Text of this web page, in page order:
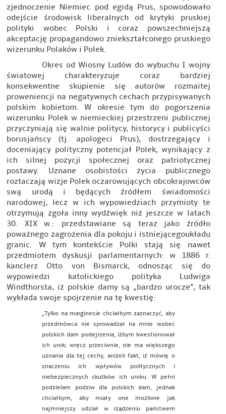
zjednoczenie Niemiec pod egidą Prus, spowodowało
odejście środowisk liberalnych od krytyki pruskiej
polityki wobec Polski i coraz powszechniejszą
akceptację propagandowo zniekształconego pruskiego
wizerunku Polaków i Polek.
Okres od Wiosny Ludów do wybuchu I wojny
światowej charakteryzuje coraz bardziej
konsekwentne skupienie się autorów rozmaitej
proweniencji na negatywnych cechach przypisywanych
polskim kobietom. W okresie tym do pogorszenia
wizerunku Polek w niemieckiej przestrzeni publicznej
przyczyniają się walnie politycy, historycy i publicyści
borusjańscy (tj. apologeci Prus), dostrzegający i
doceniający polityczny potencjał Polek, wynikający z
ich silnej pozycji społecznej oraz patriotycznej
postawy. Uznane osobistości życia publicznego
roztaczają wizje Polek oczarowujących obcokrajowców
swą urodą i będących źródłem świadomości
narodowej, lecz w ich wypowiedziach przymioty te
otrzymują zgoła inny wydźwięk niż jeszcze w latach
30. XIX w.: przedstawiane są teraz jako źródło
poważnego zagrożenia dla pokoju i istniejącegoukładu
granic. W tym kontekście Polki stają się nawet
przedmiotem dyskusji parlamentarnych: w 1886 r.
kanclerz Otto von Bismarck, odnosząc się do
wypowiedzi katolickiego polityka Ludwiga
Windthorsta, iż polskie damy są „bardzo urocze”, tak
wykłada swoje spojrzenie na tę kwestię:
„Tylko na marginesie chciałbym zaznaczyć, aby
przedmówca nie sprowadzał na mnie wobec
polskich dam podejrzenia, iżbym kwestionował
ich urok; wręcz przeciwnie, nie ma większego
uznania dla tej cechy, aniżeli fakt, iż mówię o
znaczeniu ich wpływów politycznych i
niebezpiecznych skutków ich uroku. W pełni
podzielam podziw dla polskich dam, jednak
chciałbym, aby miały one możliwie jak
najmniejszy udział w rządzeniu państwem